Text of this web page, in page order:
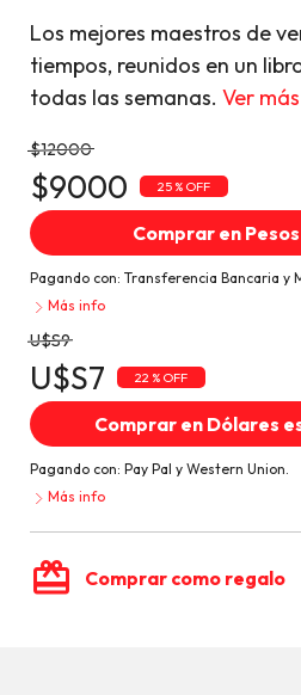
Los mejores maestros de
tiempos, reunidos en un
todas las semanas. Ver
$12000
$9000 25 % OFF
Comprar en
Pagando con: Transferencia Bancaria y
Más info
U$S9
U$S7 22 % OFF
Comprar en Dólares
Pagando con: Pay Pal y Western Union.
Más info
card_giftcard Comprar como regalo